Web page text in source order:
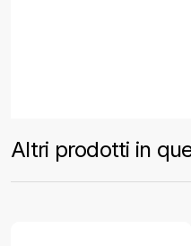
Altri prodotti in